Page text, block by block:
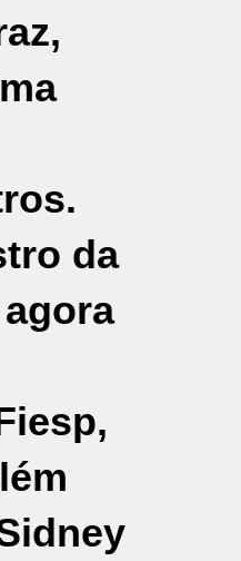
da